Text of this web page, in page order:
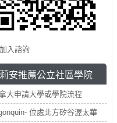
入諮詢
安推薦公立社區學院
大申請大學或學院流程
位處北方矽谷渥太華